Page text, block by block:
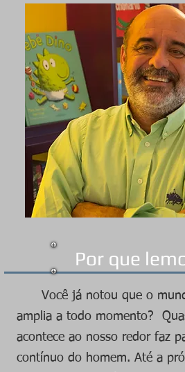
Por que
Você já notou que o
amplia a todo momento?
acontece ao nosso redor faz
contínuo do homem. Até a